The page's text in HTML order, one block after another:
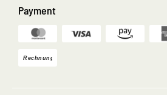
Payment